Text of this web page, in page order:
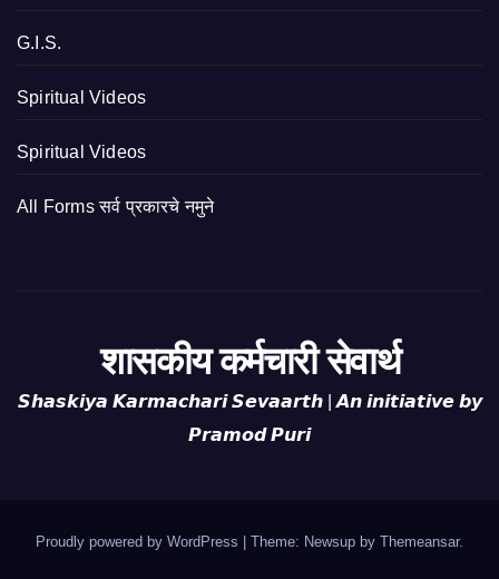
G.I.S.
Spiritual Videos
Spiritual Videos
All Forms सर्व प्रकारचे नमुने
शासकीय कर्मचारी सेवार्थ
𝙎𝙝𝙖𝙨𝙠𝙞𝙮𝙖 𝙆𝙖𝙧𝙢𝙖𝙘𝙝𝙖𝙧𝙞 𝙎𝙚𝙫𝙖𝙖𝙧𝙩𝙝 | 𝘼𝙣 𝙞𝙣𝙞𝙩𝙞𝙖𝙩𝙞𝙫𝙚 𝙗𝙮
𝙋𝙧𝙖𝙢𝙤𝙙 𝙋𝙪𝙧𝙞
Proudly powered by WordPress | Theme: Newsup by Themeansar.